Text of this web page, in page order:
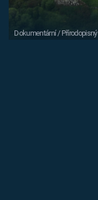
Dokumentární / Přírodopisný